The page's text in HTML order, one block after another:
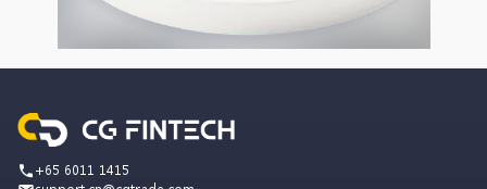
+65 6011 1415